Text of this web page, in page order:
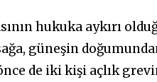
hukuka aykırı
güneşin
de iki kişi açlık